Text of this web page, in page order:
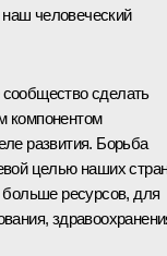
наш человеческий
сделать
компонентом
развития. Борьба
целью наших
больше ресурсов, для